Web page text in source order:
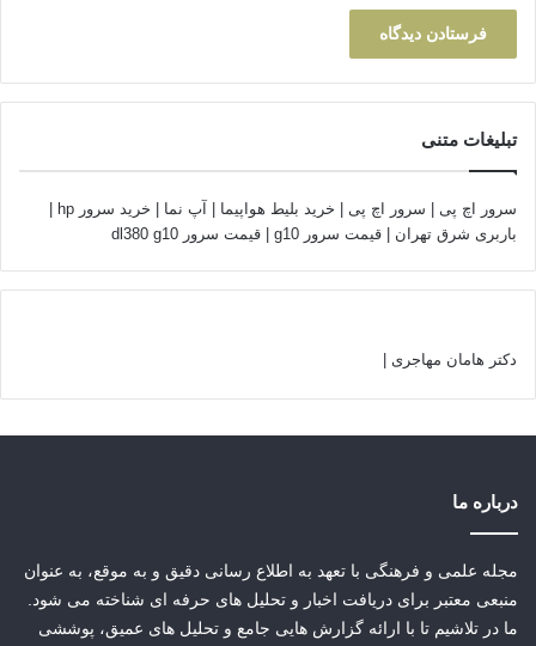
تبلیغات متنی
سرور اچ پی سرور اچ پی خرید بلیط هواپیما آپ نما خرید سرور hp
باربری شرق تهران
قیمت سرور g10 قیمت سرور dl380 g10
دکتر هامان مهاجری
درباره ما
مجله علمی و فرهنگی با تعهد به اطلاع رسانی دقیق و به موقع، به عنوان
منبعی معتبر برای دریافت اخبار و تحلیل های حرفه ای شناخته می شود.
ما در تلاشیم تا با ارائه گزارش هایی جامع و تحلیل های عمیق، پوششی